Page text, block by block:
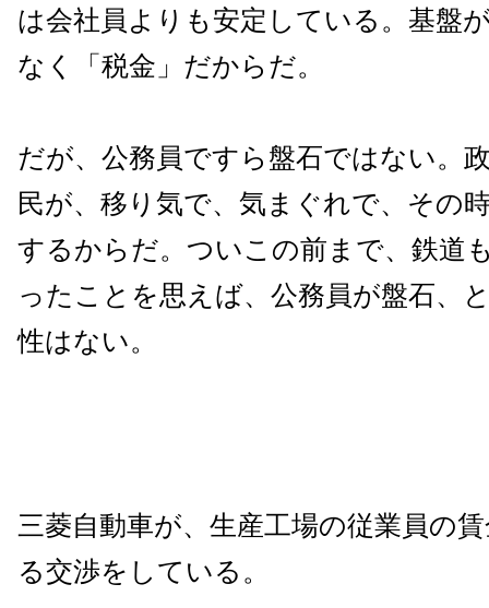
は会社員よりも安定している。基盤
なく「税金」だからだ。
だが、公務員ですら盤石ではない。
民が、移り気で、気まぐれで、その
するからだ。ついこの前まで、鉄道
ったことを思えば、公務員が盤石、
性はない。
三菱自動車が、生産工場の従業員の
る交渉をしている。